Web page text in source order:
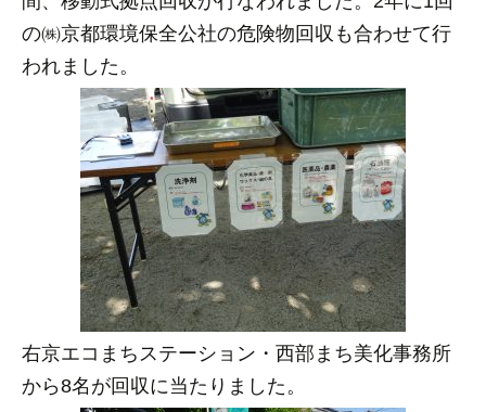
の㈱京都環境保全公社の危険物回収も合わせて行
われました。
右京エコまちステーション・西部まち美化事務所
から8名が回収に当たりました。